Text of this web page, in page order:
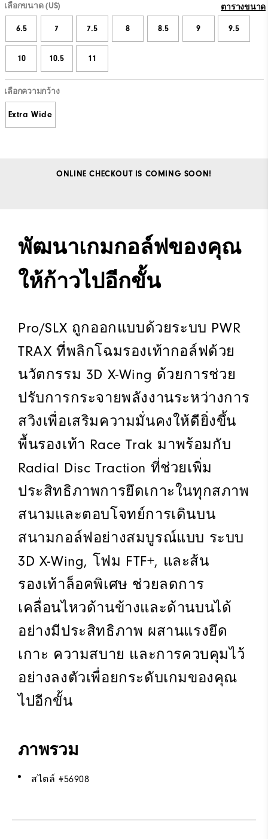
เลือกขนาด (US) ตารางขนาด
6.5 7 7.5 8 8.5 9 9.5
10 10.5 11
เลือกความกว้าง
Extra Wide
ONLINE CHECKOUT IS COMING SOON!
พัฒนาเกมกอล์ฟของคุณ
ให้ก้าวไปอีกขั้น
Pro/SLX ถูกออกแบบด้วยระบบ PWR
TRAX ที่พลิกโฉมรองเท้ากอล์ฟด้วย
นวัตกรรม 3D X-Wing ด้วยการช่วย
ปรับการกระจายพลังงานระหว่างการ
สวิงเพื่อเสริมความมั่นคงให้ดียิ่งขึ้น
พื้นรองเท้า Race Trak มาพร้อมกับ
Radial Disc Traction ที่ช่วยเพิ่ม
ประสิทธิภาพการยึดเกาะในทุกสภาพ
สนามและตอบโจทย์การเดินบน
สนามกอล์ฟอย่างสมบูรณ์แบบ ระบบ
3D X-Wing, โฟม FTF+, และส้น
รองเท้าล็อคพิเศษ ช่วยลดการ
เคลื่อนไหวด้านข้างและด้านบนได้
อย่างมีประสิทธิภาพ ผสานแรงยึด
เกาะ ความสบาย และการควบคุมไว้
อย่างลงตัวเพื่อยกระดับเกมของคุณ
ไปอีกขั้น
ภาพรวม
สไตล์ #56908